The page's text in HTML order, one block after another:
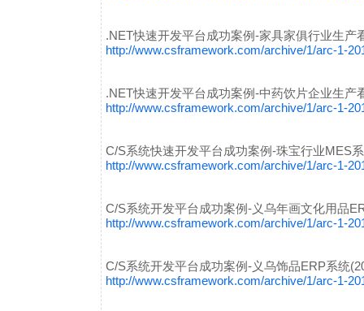
.NET快速开发平台成功案例-家具家俱行业生产
http://www.csframework.com/archive/1/arc-1-
.NET快速开发平台成功案例-中药饮片企业生产
http://www.csframework.com/archive/1/arc-1-
C/S系统快速开发平台成功案例-珠宝行业MES
http://www.csframework.com/archive/1/arc-1-
C/S系统开发平台成功案例-义乌年画文化用品
http://www.csframework.com/archive/1/arc-1-
C/S系统开发平台成功案例-义乌饰品ERP系统
http://www.csframework.com/archive/1/arc-1-